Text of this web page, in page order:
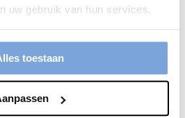
uw gebruik van hun services.
toestaan